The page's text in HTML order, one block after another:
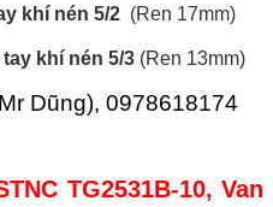
khí nén 5/2 (Ren 17mm)
khí nén 5/3 (Ren 13mm)
Dũng), 0978618174
TG2531B-10, Van